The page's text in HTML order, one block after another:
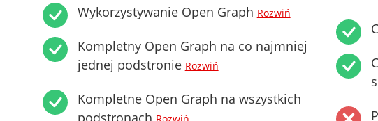
Wykorzystywanie Open Graph Rozwiń
Kompletny Open Graph na co najmniej
jednej podstronie Rozwiń
Kompletne Open Graph na wszystkich
podstronach